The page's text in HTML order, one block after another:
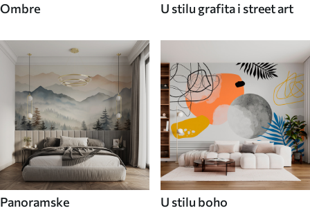
Ombre U stilu grafita i street art
Panoramske U stilu boho